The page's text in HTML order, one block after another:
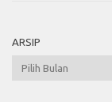
ARSIP
Arsip